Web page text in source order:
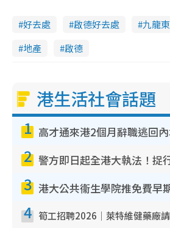
好去處 啟德好去處 九龍東
地產
啟德
港生活社會話題
1
2
3
4